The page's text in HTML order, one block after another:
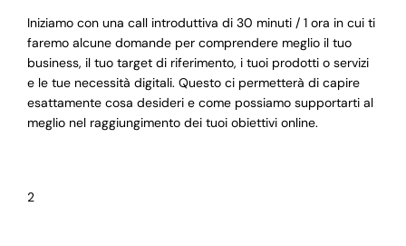
Iniziamo con una call introduttiva di 30 minuti / 1 ora in cui ti
faremo alcune domande per comprendere meglio il tuo
business, il tuo target di riferimento, i tuoi prodotti o servizi
e le tue necessità digitali. Questo ci permetterà di capire
esattamente cosa desideri e come possiamo supportarti al
meglio nel raggiungimento dei tuoi obiettivi online.
2